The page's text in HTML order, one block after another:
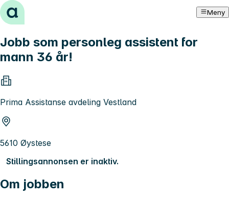
Hopp til innhold Meny
Jobb som personleg assistent for
mann 36 år!
Prima Assistanse avdeling Vestland
5610 Øystese
Stillingsannonsen er inaktiv.
Om jobben